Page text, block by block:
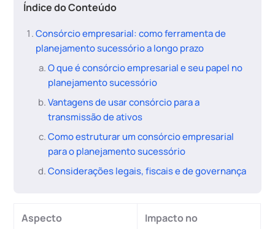
Índice do Conteúdo
Consórcio empresarial: como ferramenta de
planejamento sucessório a longo prazo
O que é consórcio empresarial e seu papel no
planejamento sucessório
Vantagens de usar consórcio para a
transmissão de ativos
Como estruturar um consórcio empresarial
para o planejamento sucessório
Considerações legais, fiscais e de governança
Aspecto
Impacto no